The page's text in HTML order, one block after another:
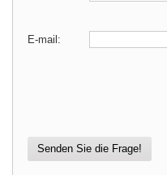
E-mail:
Senden Sie die Frage!